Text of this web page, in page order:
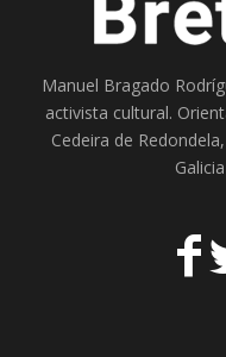
Manuel Bragado
activista cultural.
Cedeira de